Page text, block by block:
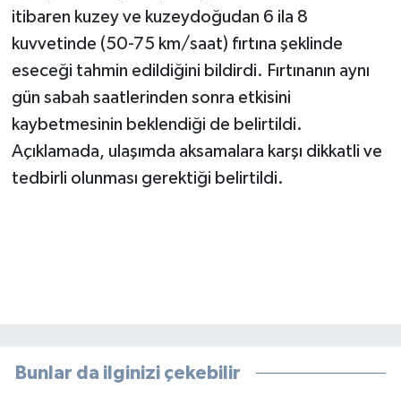
itibaren kuzey ve kuzeydoğudan 6 ila 8
kuvvetinde (50-75 km/saat) fırtına şeklinde
eseceği tahmin edildiğini bildirdi. Fırtınanın aynı
gün sabah saatlerinden sonra etkisini
kaybetmesinin beklendiği de belirtildi.
Açıklamada, ulaşımda aksamalara karşı dikkatli ve
tedbirli olunması gerektiği belirtildi.
Bunlar da ilginizi çekebilir